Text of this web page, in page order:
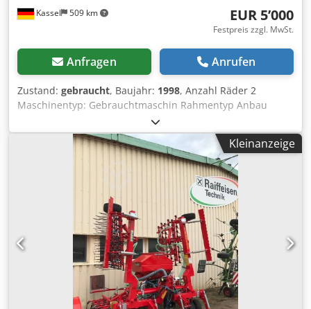
Kassel 509 km EUR 5’000
Festpreis zzgl. MwSt.
Anfragen Anrufen
Zustand: gebraucht, Baujahr: 1998, Anzahl Räder 2
Maschinentyp: Gebrauchtmaschin Rahmentyp Anbau
Düngeeinrichtung / Düngerschnecke / Dceder Ncfqjpfx Ah
Nek
Kleinanzeige